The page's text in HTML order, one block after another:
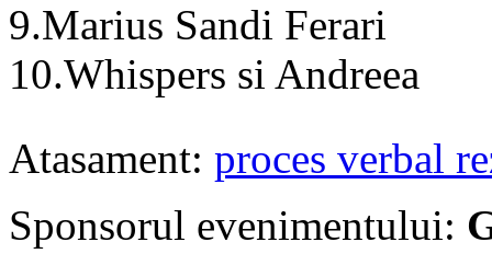
9.Marius Sandi Ferari
10.Whispers si Andreea
Atasament: proces verbal
Sponsorul evenimentului: